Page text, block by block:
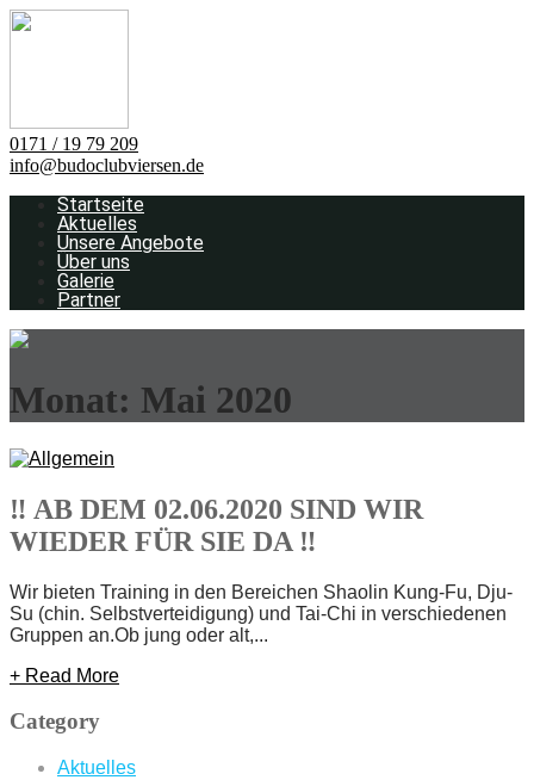
0171 / 19 79 209
info@budoclubviersen.de
Startseite
Aktuelles
Unsere Angebote
Über uns
Galerie
Partner
Monat: Mai 2020
‼️ AB DEM 02.06.2020 SIND WIR
WIEDER FÜR SIE DA ‼️
Wir bieten Training in den Bereichen Shaolin Kung-Fu, Dju-
Su (chin. Selbstverteidigung) und Tai-Chi in verschiedenen
Gruppen an.Ob jung oder alt,...
+ Read More
Category
Aktuelles